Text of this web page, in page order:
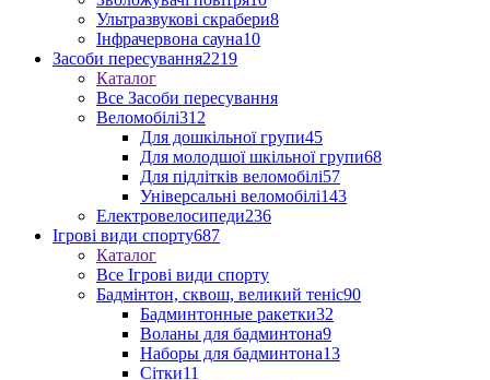
Ультразвукові скрабери8
Інфрачервона сауна10
Засоби пересування2219
Каталог
Все Засоби пересування
Веломобілі312
Для дошкільної групи45
Для молодшої шкільної групи68
Для підлітків веломобілі57
Універсальні веломобілі143
Електровелосипеди236
Ігрові види спорту687
Каталог
Все Ігрові види спорту
Бадмінтон, сквош, великий теніс90
Бадминтонные ракетки32
Воланы для бадминтона9
Наборы для бадминтона13
Сітки11